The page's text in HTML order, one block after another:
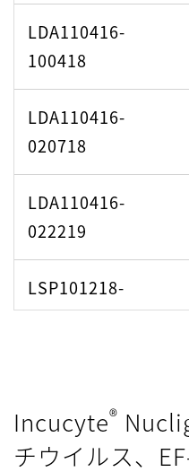
LDA110416-
100418
LDA110416-
020718
LDA110416-
022219
LSP101218-
041219
LSP101218-
Incucyte®
チウイルス、